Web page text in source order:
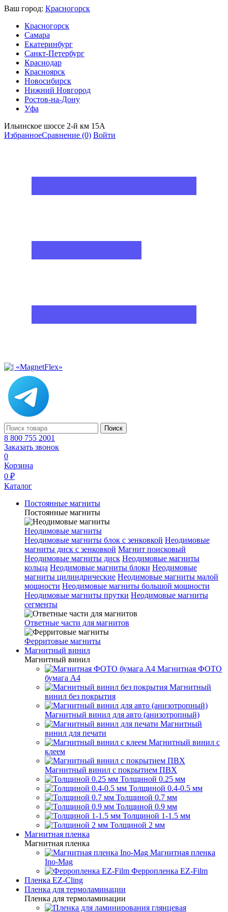
Ваш город: Красногорск
Красногорск
Самара
Екатеринбург
Санкт-Петербург
Краснодар
Красноярск
Новосибирск
Нижний Новгород
Ростов-на-Дону
Уфа
Ильинское шоссе 2-й км 15А
ИзбранноеСравнение (0) Войти
Поиск
8 800 755 2001
Заказать звонок
0
Корзина
0 ₽
Каталог
Постоянные магниты
Постоянные магниты
Неодимовые магниты
Неодимовые магниты блок с зенковкой Неодимовые
магниты диск с зенковкой Магнит поисковый
Неодимовые магниты диск Неодимовые магниты
кольца Неодимовые магниты блоки Неодимовые
магниты цилиндрические Неодимовые магниты малой
мощности Неодимовые магниты большой мощности
Неодимовые магниты прутки Неодимовые магниты
сегменты
Ответные части для магнитов
Ферритовые магниты
Магнитный винил
Магнитный винил
Магнитная ФОТО
бумага А4
Магнитный
винил без покрытия
Магнитный винил для авто (анизотропный)
Магнитный
винил для печати
Магнитный винил с
клеем
Магнитный винил с покрытием ПВХ
Толщиной 0.25 мм
Толщиной 0.4-0.5 мм
Толщиной 0.7 мм
Толщиной 0.9 мм
Толщиной 1-1.5 мм
Толщиной 2 мм
Магнитная пленка
Магнитная пленка
Магнитная пленка
Ino-Mag
Ферропленка EZ-Film
Пленка EZ-Cling
Пленка для термоламинации
Пленка для термоламинации